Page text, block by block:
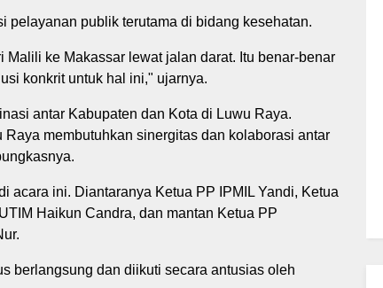
pelayanan publik terutama di bidang kesehatan.
ke Makassar lewat jalan darat. Itu benar-benar
konkrit untuk hal ini," ujarnya.
antar Kabupaten dan Kota di Luwu Raya.
membutuhkan sinergitas dan kolaborasi antar
acara ini. Diantaranya Ketua PP IPMIL Yandi, Ketua
Haikun Candra, dan mantan Ketua PP
berlangsung dan diikuti secara antusias oleh